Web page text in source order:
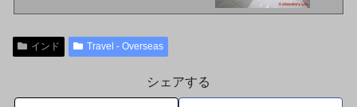
インド Travel - Overseas
シェアする